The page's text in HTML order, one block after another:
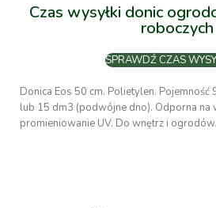
Czas wysyłki donic
roboczych
SPRAWDŹ CZAS
Donica Eos 50 cm. Polietylen.
lub 15 dm3 (podwójne dno). Odporna na
promieniowanie UV. Do wnętrz i ogrodów.